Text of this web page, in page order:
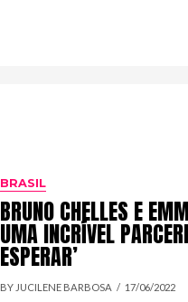
BRASIL
BRUNO CHELLES E
UMA INCRÍVEL
ESPERAR’
BY JUCILENE BARBOSA 17/06/2022